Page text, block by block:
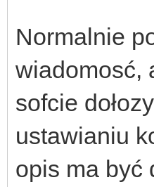
Normalnie
wiadomosć,
sofcie
ustawianiu
opis ma być